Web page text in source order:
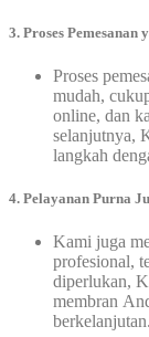
3. Proses Pemesanan
Proses
mudah,
online, dan
selanjutnya,
langkah
4. Pelayanan Purna
Kami juga
profesional,
diperlukan,
membran
berkelanjutan.